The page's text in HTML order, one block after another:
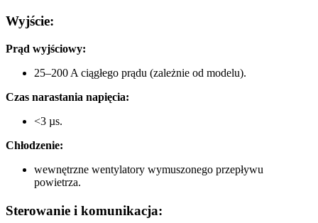
Wyjście:
Prąd wyjściowy:
25–200 A ciągłego prądu (zależnie od modelu).
Czas narastania napięcia:
<3 µs.
Chłodzenie:
wewnętrzne wentylatory wymuszonego przepływu
powietrza.
Sterowanie i komunikacja: